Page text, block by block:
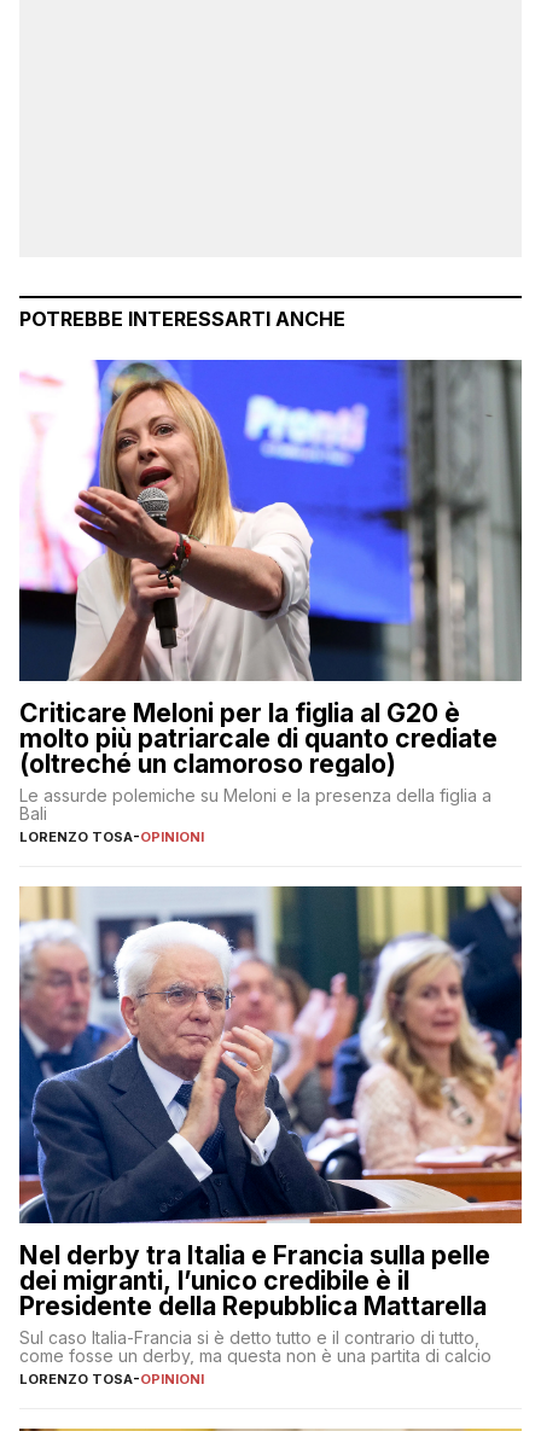
POTREBBE INTERESSARTI ANCHE
Criticare Meloni per la figlia al G20 è
molto più patriarcale di quanto crediate
(oltreché un clamoroso regalo)
Le assurde polemiche su Meloni e la presenza della figlia a
Bali
LORENZO TOSA-OPINIONI
Nel derby tra Italia e Francia sulla pelle
dei migranti, l’unico credibile è il
Presidente della Repubblica Mattarella
Sul caso Italia-Francia si è detto tutto e il contrario di tutto,
come fosse un derby, ma questa non è una partita di calcio
LORENZO TOSA-OPINIONI